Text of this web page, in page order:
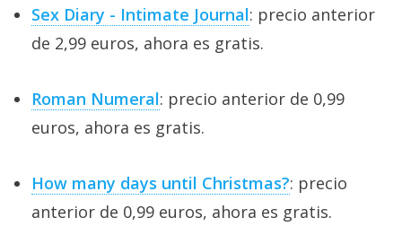
Sex Diary - Intimate Journal: precio anterior
de 2,99 euros, ahora es gratis.
Roman Numeral: precio anterior de 0,99
euros, ahora es gratis.
How many days until Christmas?: precio
anterior de 0,99 euros, ahora es gratis.